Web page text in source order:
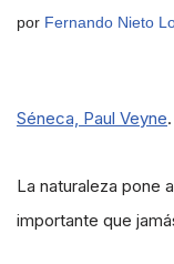
por Fernando Nieto
Séneca, Paul Veyne
La naturaleza pone
importante que